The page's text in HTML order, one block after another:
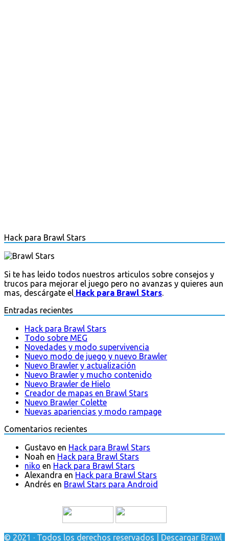
Hack para Brawl Stars
Si te has leido todos nuestros articulos sobre consejos y
trucos para mejorar el juego pero no avanzas y quieres aun
mas, descárgate el Hack para Brawl Stars.
Entradas recientes
Hack para Brawl Stars
Todo sobre MEG
Novedades y modo supervivencia
Nuevo modo de juego y nuevo Brawler
Nuevo Brawler y actualización
Nuevo Brawler y mucho contenido
Nuevo Brawler de Hielo
Creador de mapas en Brawl Stars
Nuevo Brawler Colette
Nuevas apariencias y modo rampage
Comentarios recientes
Gustavo en Hack para Brawl Stars
Noah en Hack para Brawl Stars
niko en Hack para Brawl Stars
Alexandra en Hack para Brawl Stars
Andrés en Brawl Stars para Android
© 2021 · Todos los derechos reservados | Descargar Brawl